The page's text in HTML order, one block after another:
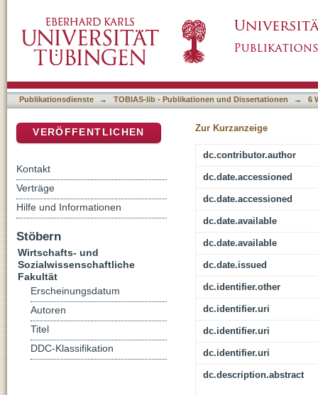
Publikationsdienste → TOBIAS-lib - Publikationen und Dissertationen → 6
Zur Kurzanzeige
dc.contributor.author
dc.date.accessioned
dc.date.accessioned
dc.date.available
dc.date.available
dc.date.issued
dc.identifier.other
dc.identifier.uri
dc.identifier.uri
dc.identifier.uri
dc.description.abstract
VERÖFFENTLICHEN
Kontakt
Verträge
Hilfe und Informationen
Stöbern
Wirtschafts- und
Sozialwissenschaftliche
Fakultät
Erscheinungsdatum
Autoren
Titel
DDC-Klassifikation